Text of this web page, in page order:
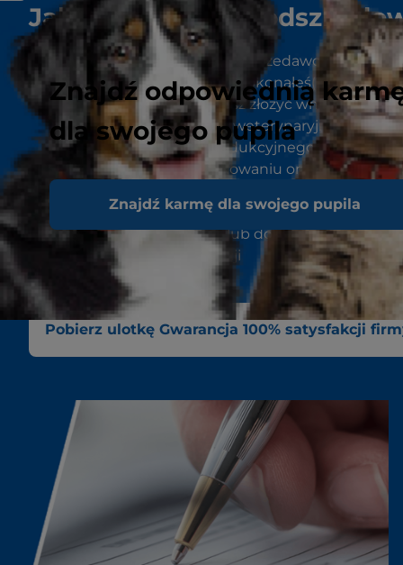
Znajdź odpowiednią
dla swojego pupila
Znajdź karmę dla swojego pupila
Jak ubiegać się o
Skontaktuj się ze swoim sprzedawcą lub
weterynaryjną, w której dokonałeś(-aś)
poinformuj ich, że chcesz złożyć wniosek.
Sprzedawca lub klinika weterynaryjna będą
potrzebować kodu produkcyjnego i numeru
katalogowego na opakowaniu oraz doradzą Ci
Twój sprzedawca lub klinika weterynaryjna
pełny zwrot pieniędzy lub dokona wymiany, w
zależności od preferencji
Pobierz ulotkę Gwarancja 100% satysfakcji